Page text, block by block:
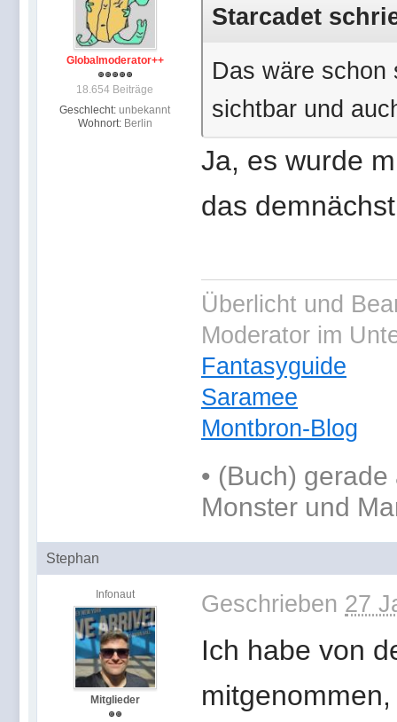
Globalmoderator++
18.654 Beiträge
Geschlecht: unbekannt
Wohnort: Berlin
Starcadet
Das wäre schon
sichtbar und
Ja, es wurde
das
Überlicht und
Moderator im
Fantasyguide
Saramee
Montbron-Blog
• (Buch) gerade
Monster und
Stephan
Infonaut
Mitglieder
Geschrieben 27
Ich habe von